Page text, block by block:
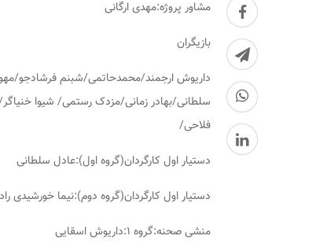
مشاور پروژه:مهدی ارگانی
بازیگران
داریوش ارجمند/محمدحاتمی/شبنم فرشادجو/
سلطانی/بهادر زمانی/مزدک رستمی/ شیوا
فلاحی/
دستیار اول کارگردان(گروه اول):عادل سلطانی
دستیار اول کارگردان(گروه دوم):نیما خورشیدی راد
منشی صحنه:گروه ۱:داریوش اسقایی